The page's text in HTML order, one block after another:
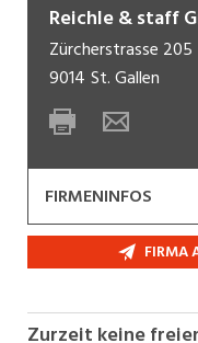
Reichle & staff
Zürcherstrasse 205
9014 St. Gallen
FIRMENINFOS
Bei migrolino
unkompliziertesFIRMA
Zurzeit keine